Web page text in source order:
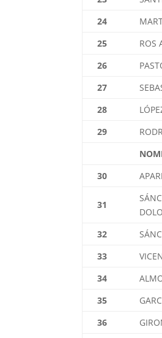
24
25
ROS
26
27
28
29
30
31
32
33
34
35
36